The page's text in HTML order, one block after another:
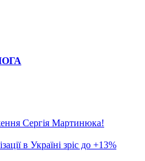
Сергія Мартинюка!
в Україні зріс до +13%